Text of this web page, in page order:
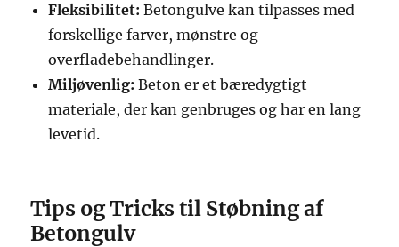
Fleksibilitet: Betongulve kan tilpasses med
forskellige farver, mønstre og
overfladebehandlinger.
Miljøvenlig: Beton er et bæredygtigt
materiale, der kan genbruges og har en lang
levetid.
Tips og Tricks til Støbning af
Betongulv